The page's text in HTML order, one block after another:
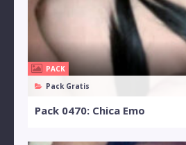
PACK
Pack Gratis
Pack 0470: Chica Emo